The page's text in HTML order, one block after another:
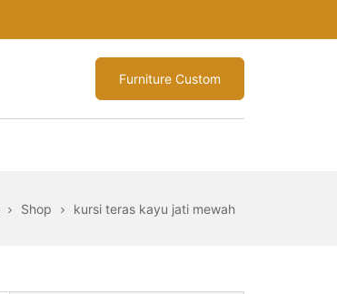
Furniture Custom
Shop kursi teras kayu jati mewah